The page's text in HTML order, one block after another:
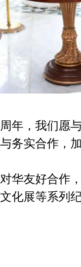
，我们愿
务实合作，
友好合作
化展等系列